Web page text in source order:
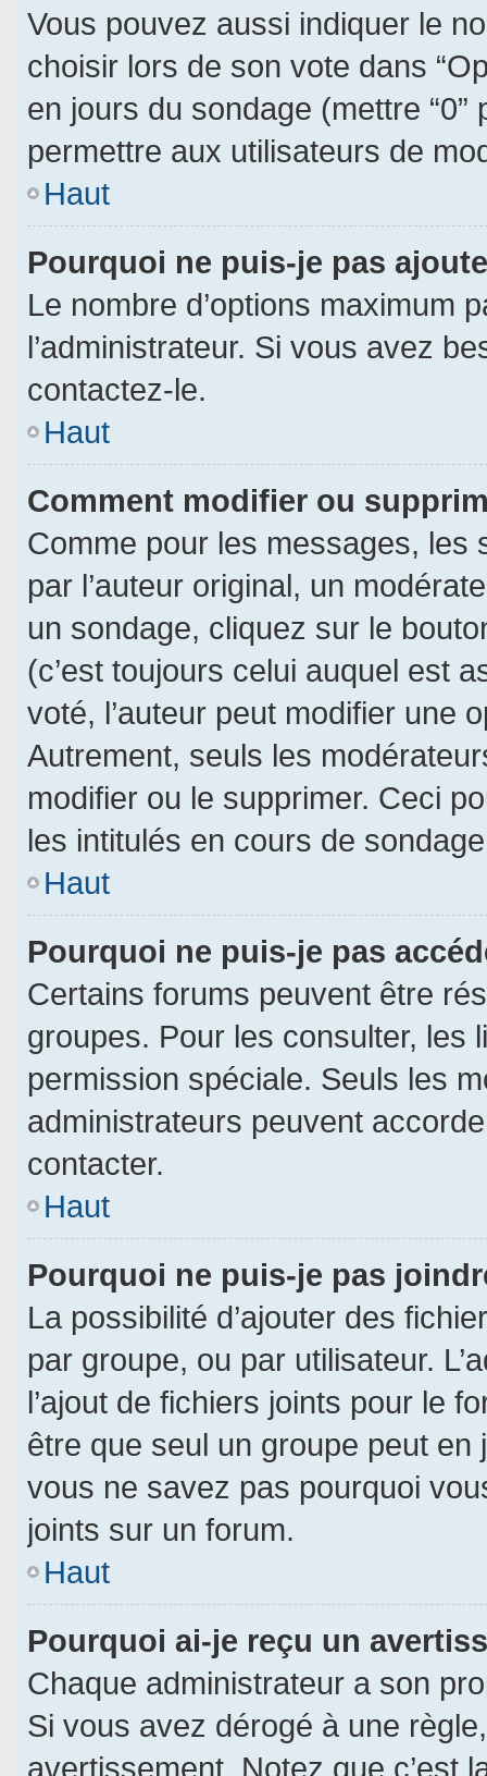
Vous pouvez aussi indiquer le
choisir lors de son vote dans
en jours du sondage (mettre
permettre aux utilisateurs de
Haut
Pourquoi ne puis-je pas
Le nombre d’options maximum
l’administrateur. Si vous avez
contactez-le.
Haut
Comment modifier ou
Comme pour les messages, les
par l’auteur original, un
un sondage, cliquez sur le
(c’est toujours celui auquel est
voté, l’auteur peut modifier une
Autrement, seuls les
modifier ou le supprimer. Ceci
les intitulés en cours de
Haut
Pourquoi ne puis-je pas
Certains forums peuvent être
groupes. Pour les consulter, les
permission spéciale. Seuls les
administrateurs peuvent
contacter.
Haut
Pourquoi ne puis-je pas
La possibilité d’ajouter des
par groupe, ou par utilisateur.
l’ajout de fichiers joints pour le
être que seul un groupe peut en
vous ne savez pas pourquoi
joints sur un forum.
Haut
Pourquoi ai-je reçu un
Chaque administrateur a son
Si vous avez dérogé à une
avertissement. Notez que c’est